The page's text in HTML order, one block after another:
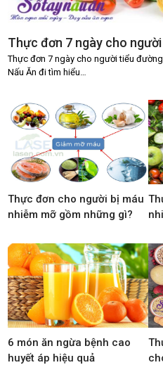
Thực đơn 7 ngày cho
Thực đơn 7 ngày cho người tiểu
Nấu Ăn đi tìm hiểu…
Thực đơn cho người bị máu
nhiễm mỡ gồm những gì?
6 món ăn ngừa bệnh cao
huyết áp hiệu quả